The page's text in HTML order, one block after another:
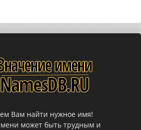
Вам найти нужное имя!
может быть трудным и